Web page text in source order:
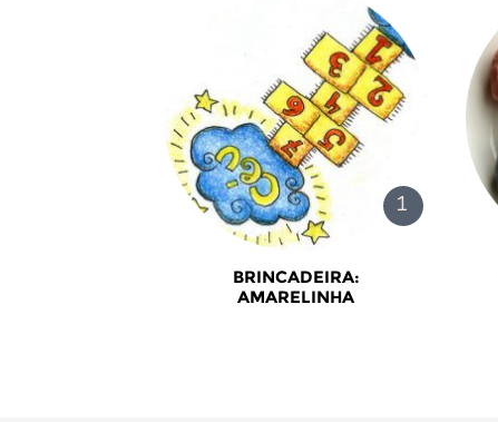
BRINCADEIRA:
AMARELINHA